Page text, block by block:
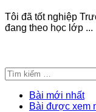
Tôi đã tốt nghiệp
đang theo học lớp ...
Tìm
kiếm
cho:
Bài mới nhất
Bài được xem